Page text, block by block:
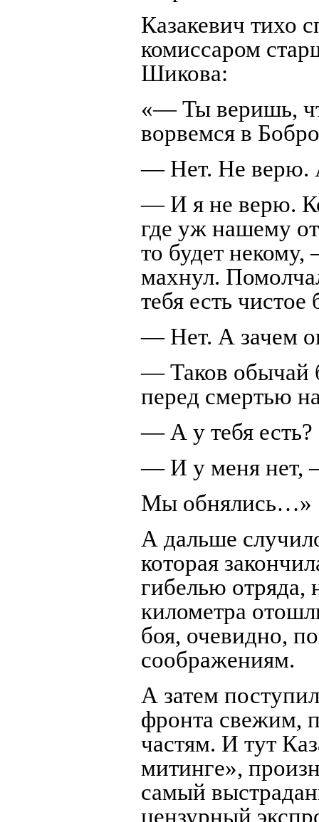
Казакевич тихо
комиссаром
Шикова:
«— Ты веришь,
ворвемся в
— Нет. Не верю.
— И я не верю.
где уж нашему
то будет
махнул.
тебя есть чистое
— Нет. А зачем
— Таков обычай
перед смертью
— А у тебя есть?
— И у меня нет,
Мы обнялись…»
А дальше
которая
гибелью отряда,
километра
боя, очевидно,
соображениям.
А затем
фронта свежим,
частям. И тут
митинге»,
самый
цензурный